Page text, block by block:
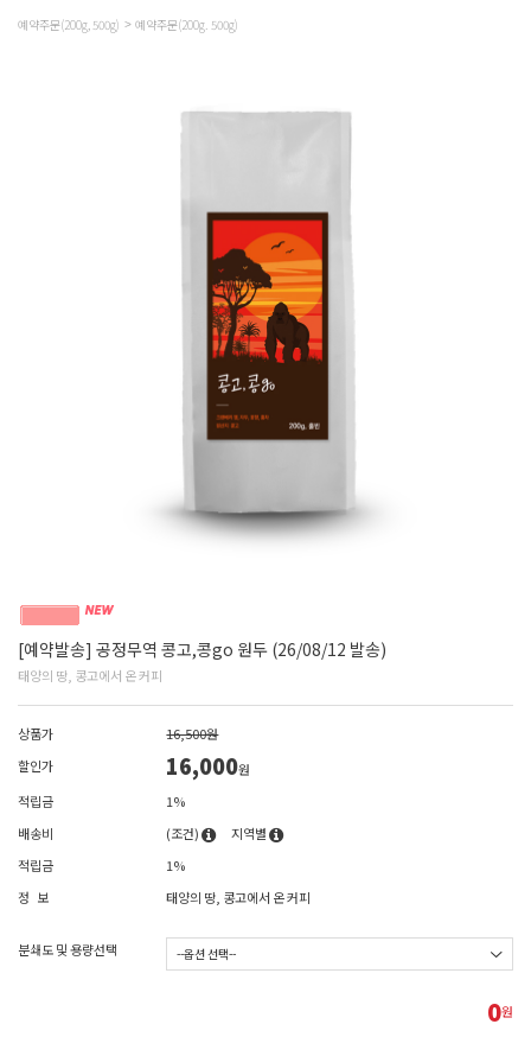
예약주문(200g, 500g) 예약주문(200g. 500g)
[예약발송] 공정무역 콩고,콩go 원두 (26/08/12 발송)
태양의 땅, 콩고에서 온 커피
상품가
16,500원
할인가
16,000원
적립금
1%
배송비
(조건)
지역별
적립금
1%
정 보
태양의 땅, 콩고에서 온 커피
분쇄도 및 용량선택
0원